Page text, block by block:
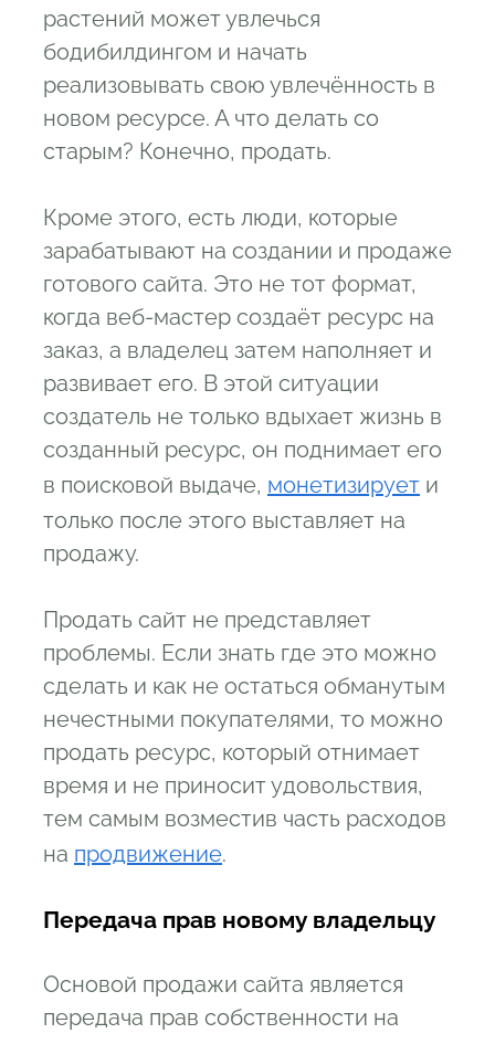
растений может увлечься
бодибилдингом и начать
реализовывать свою увлечённость в
новом ресурсе. А что делать со
старым? Конечно, продать.
Кроме этого, есть люди, которые
зарабатывают на создании и продаже
готового сайта. Это не тот формат,
когда веб-мастер создаёт ресурс на
заказ, а владелец затем наполняет и
развивает его. В этой ситуации
создатель не только вдыхает жизнь в
созданный ресурс, он поднимает его
в поисковой выдаче, монетизирует и
только после этого выставляет на
продажу.
Продать сайт не представляет
проблемы. Если знать где это можно
сделать и как не остаться обманутым
нечестными покупателями, то можно
продать ресурс, который отнимает
время и не приносит удовольствия,
тем самым возместив часть расходов
на продвижение.
Передача прав новому владельцу
Основой продажи сайта является
передача прав собственности на